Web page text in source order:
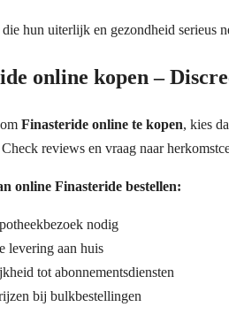
hun uiterlijk en gezondheid serieus
online kopen –
Finasteride online te kopen, kies
reviews en vraag naar
online Finasteride bestellen:
nodig
levering aan huis
tot abonnementsdiensten
bij bulkbestellingen